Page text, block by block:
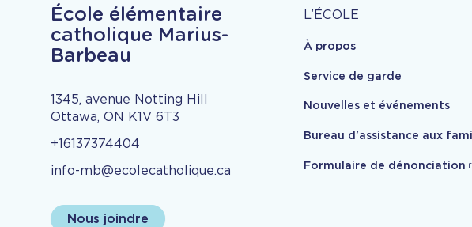
École élémentaire
catholique Marius-
Barbeau
1345, avenue Notting Hill
Ottawa, ON K1V 6T3
+16137374404
info-mb@ecolecatholique.ca
Nous joindre
À
propos
L’ÉCOLE
À propos
Service de garde
Nouvelles et événements
Bureau d'assistance aux
Formulaire de dénonciation